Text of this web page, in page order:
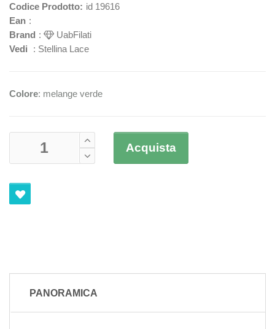
Codice Prodotto: id 19616
Ean :
Brand :
UabFilati
Vedi
: Stellina Lace
Colore: melange verde
Acquista
PANORAMICA